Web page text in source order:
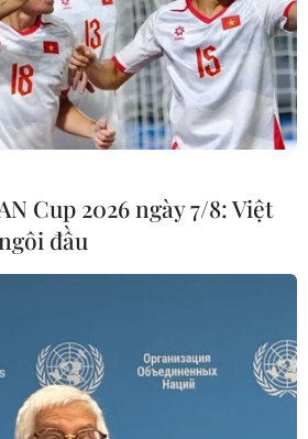
do nước cuốn trôi, toàn tỉnh
nhà bị tốc mái; 2 phòng học bị hư
chủ yếu là lúa, ngô bị ngã đổ,
Cup 2026 ngày 7/8: Việt
đầu